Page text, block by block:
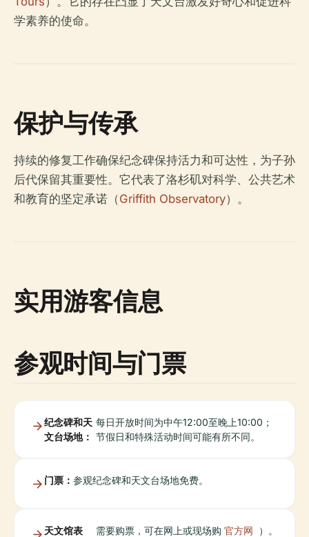
学素养的使命。
保护与传承
持续的修复工作确保纪念碑保持活力和可达性，为子孙
后代保留其重要性。它代表了洛杉矶对科学、公共艺术
和教育的坚定承诺（Griffith Observatory）。
实用游客信息
参观时间与门票
纪念碑和天
文台场地：
每日开放时间为中午12:00至晚上10:00；
节假日和特殊活动时间可能有所不同。
门票： 参观纪念碑和天文台场地免费。
天文馆表
需要购票，可在网上或现场购 官方网
）。